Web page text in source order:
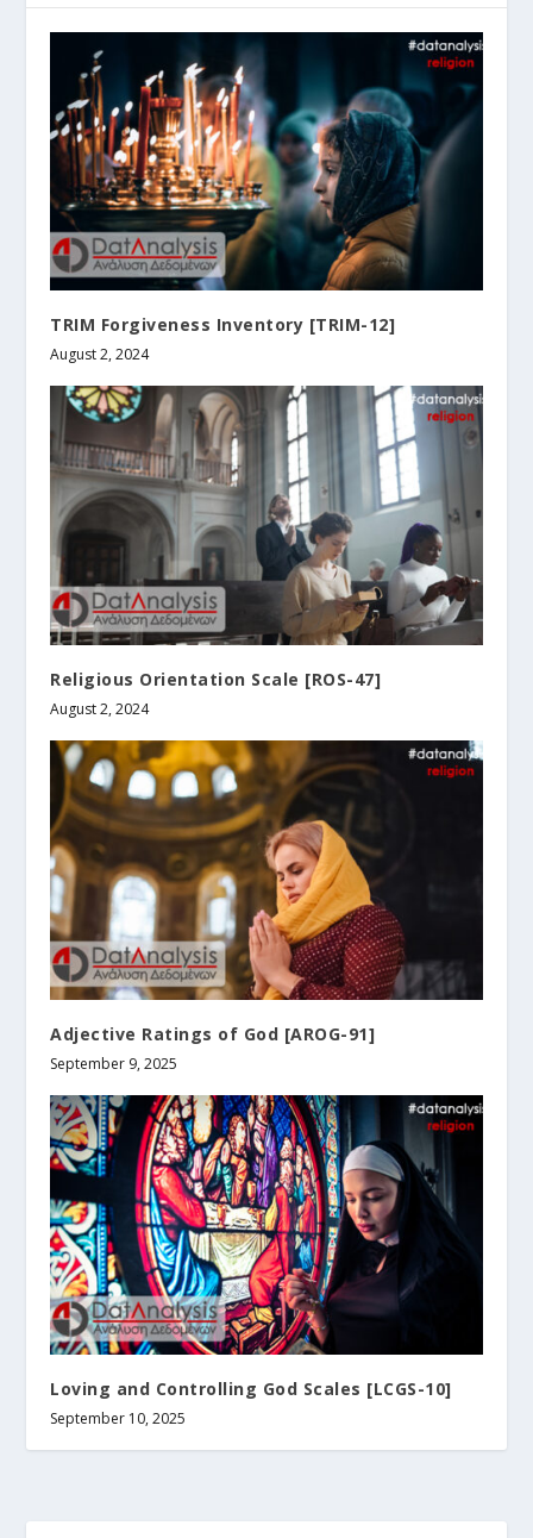
TRIM Forgiveness Inventory [TRIM-12]
August 2, 2024
Religious Orientation Scale [ROS-47]
August 2, 2024
Adjective Ratings of God [AROG-91]
September 9, 2025
Loving and Controlling God Scales [LCGS-10]
September 10, 2025